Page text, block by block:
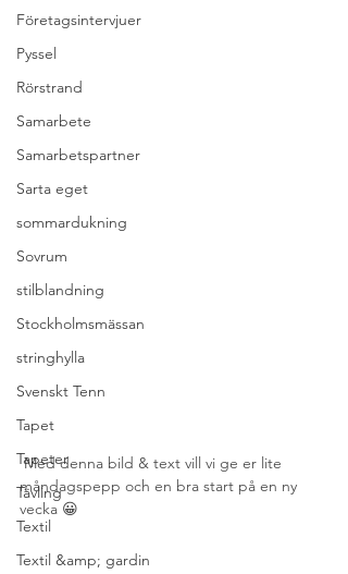
Företagsintervjuer
Pyssel
Rörstrand
Samarbete
Samarbetspartner
Sarta eget
sommardukning
Sovrum
stilblandning
Stockholmsmässan
stringhylla
Svenskt Tenn
Tapet
Tapeter
Tävling
Textil
Textil &amp; gardin
Med denna bild & text vill vi ge er lite
måndagspepp och en bra start på en ny
vecka 😀